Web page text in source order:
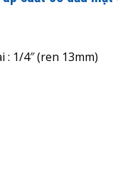
1/4″ (ren 13mm)